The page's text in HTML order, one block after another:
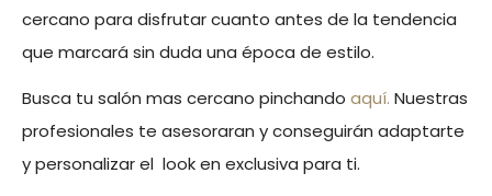
cercano para disfrutar cuanto antes de la tendencia
que marcará sin duda una época de estilo.
Busca tu salón mas cercano pinchando aquí. Nuestras
profesionales te asesoraran y conseguirán adaptarte
y personalizar el look en exclusiva para ti.